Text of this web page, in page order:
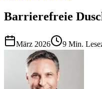
Barrierefreie
März 2026 9 Min.